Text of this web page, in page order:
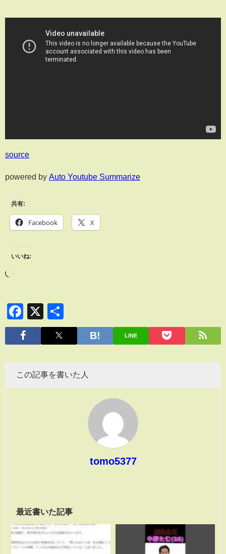
source
powered by Auto Youtube Summarize
共有:
Facebook X
いいね:
Facebook
X
有
LINE
この記事を書いた人
tomo5377
最近書いた記事